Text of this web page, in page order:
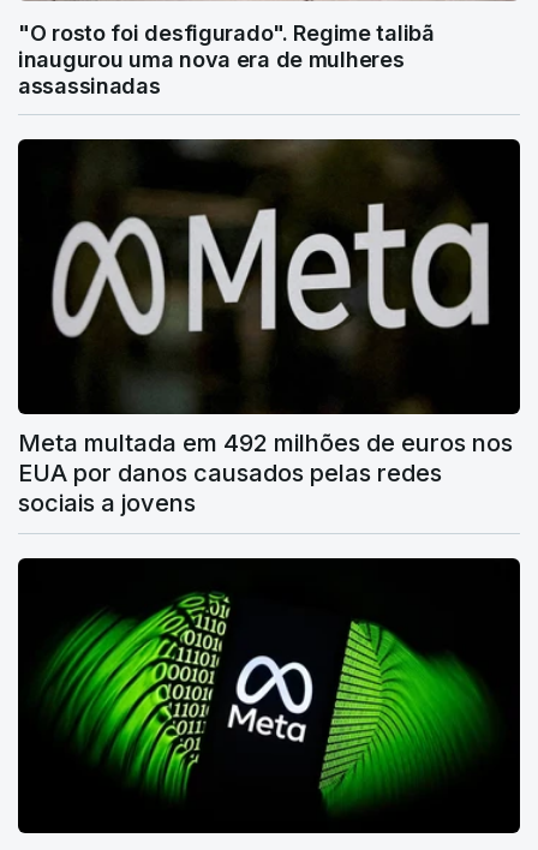
"O rosto foi desfigurado". Regime talibã
inaugurou uma nova era de mulheres
assassinadas
Meta multada em 492 milhões de euros nos
EUA por danos causados pelas redes
sociais a jovens